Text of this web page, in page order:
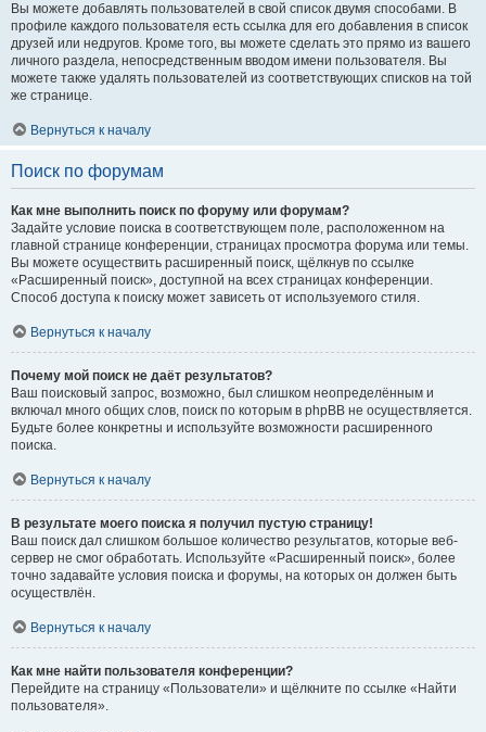
Вы можете добавлять пользователей в свой список двумя способами. В
профиле каждого пользователя есть ссылка для его добавления в список
друзей или недругов. Кроме того, вы можете сделать это прямо из вашего
личного раздела, непосредственным вводом имени пользователя. Вы
можете также удалять пользователей из соответствующих списков на той
же странице.
Вернуться к началу
Поиск по форумам
Как мне выполнить поиск по форуму или форумам?
Задайте условие поиска в соответствующем поле, расположенном на
главной странице конференции, страницах просмотра форума или темы.
Вы можете осуществить расширенный поиск, щёлкнув по ссылке
«Расширенный поиск», доступной на всех страницах конференции.
Способ доступа к поиску может зависеть от используемого стиля.
Вернуться к началу
Почему мой поиск не даёт результатов?
Ваш поисковый запрос, возможно, был слишком неопределённым и
включал много общих слов, поиск по которым в phpBB не осуществляется.
Будьте более конкретны и используйте возможности расширенного
поиска.
Вернуться к началу
В результате моего поиска я получил пустую страницу!
Ваш поиск дал слишком большое количество результатов, которые веб-
сервер не смог обработать. Используйте «Расширенный поиск», более
точно задавайте условия поиска и форумы, на которых он должен быть
осуществлён.
Вернуться к началу
Как мне найти пользователя конференции?
Перейдите на страницу «Пользователи» и щёлкните по ссылке «Найти
пользователя».